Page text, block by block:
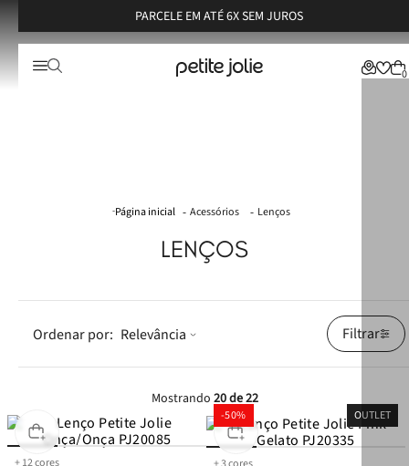
PARCELE EM ATÉ 6X SEM JUROS
0
Acessórios Lenços
LENÇOS
Relevância Filtrar
Mostrando 20 de 22
+12cores
-50% OUTLET